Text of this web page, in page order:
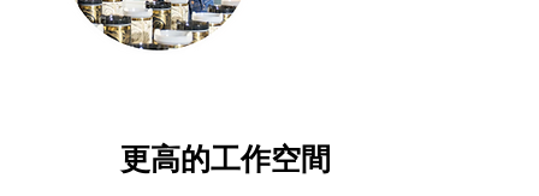
更高的工作空間